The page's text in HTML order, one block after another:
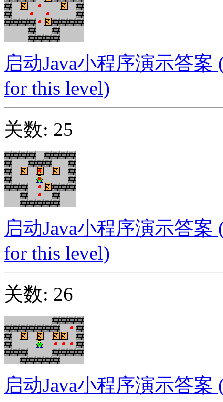
启动Java小程序演示答案
for this level)
关数: 25
启动Java小程序演示答案
for this level)
关数: 26
启动Java小程序演示答案